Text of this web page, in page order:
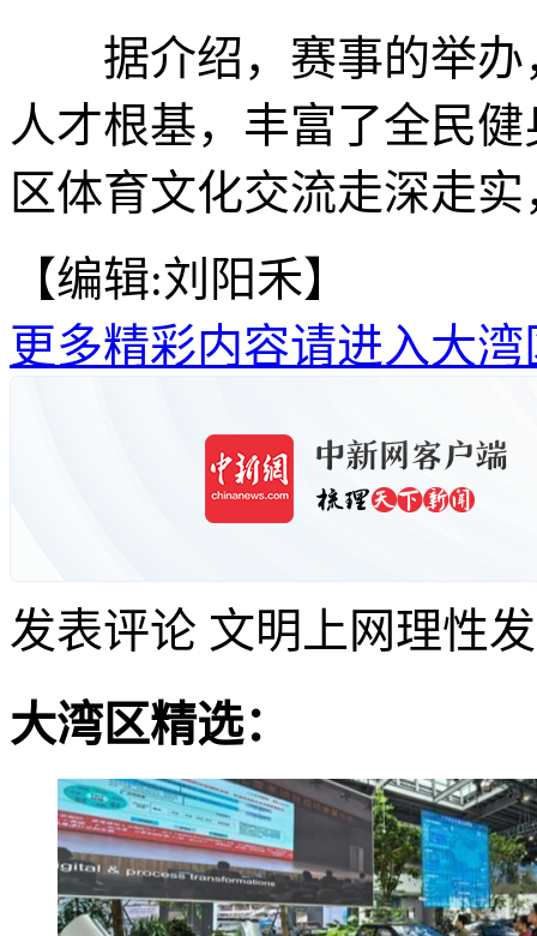
据介绍，赛事的举办
人才根基，丰富了全民
区体育文化交流走深走
【编辑:刘阳禾】
更多精彩内容请进入大湾
发表评论 文明上网理性
大湾区精选：